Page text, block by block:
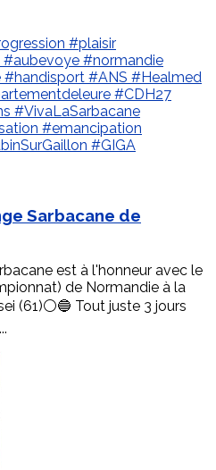
#plaisir
#aubevoye #normandie
#handisport #ANS #Healmed
#CDH27
#VivaLaSarbacane
#emancipation
#GIGA
Sarbacane de
est à l'honneur avec le
de Normandie à la
(61)⚪️🔵 Tout juste 3 jours